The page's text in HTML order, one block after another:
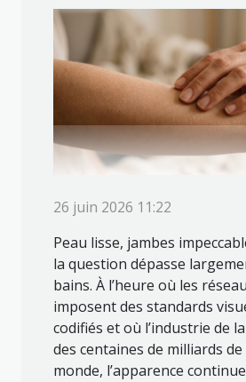
26 juin 2026 11:22
Peau lisse, jambes
la question dépasse
bains. À l’heure où les
imposent des standards
codifiés et où l’industrie de
des centaines de milliards
monde, l’apparence